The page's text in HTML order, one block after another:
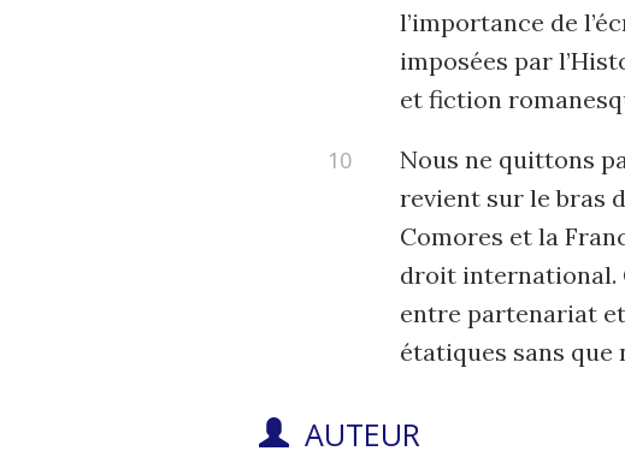
l’importance de
imposées par
et fiction
Nous ne quittons
revient sur le bras
Comores et la
droit international.
entre partenariat
étatiques sans que
AUTEUR